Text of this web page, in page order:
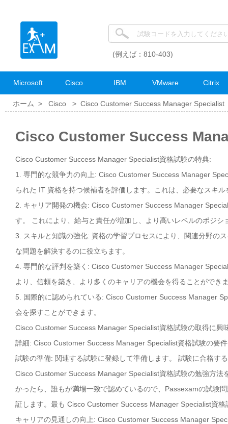
(例えば：810-403)
Microsoft Cisco IBM VMware Citrix
ホーム > Cisco > Cisco Customer Success Manager Specialist
Cisco Customer Success
Cisco Customer Success Manager Specialist資格試験の特典:
1. 専門的な競争力の向上: Cisco Customer Success Manager
られた IT 資格を持つ候補者を評価します。これは、必要なスキ
2. キャリア開発の機会: Cisco Customer Success Manager
す。 これにより、給与と責任が増加し、より高いレベルのポジシ
3. スキルと知識の強化: 資格の学習プロセスにより、関連分野の
な問題を解決するのに役立ちます。
4. 専門的な評判を築く: Cisco Customer Success Manager
より、信頼を築き、より多くのキャリアの機会を得ることができ
5. 国際的に認められている: Cisco Customer Success Manager
会を探すことができます。
Cisco Customer Success Manager Specialist資格試験の取得に興
詳細: Cisco Customer Success Manager Specialist資格試験の要
試験の準備: 関連する試験に登録して準備します。 試験に合格す
Cisco Customer Success Manager Specialist資格試験の勉強方
かったら、誰もが満場一致で認めているので、Passexamの試験
証します。最も Cisco Customer Success Manager Specialist資
キャリアの見通しの向上: Cisco Customer Success Manager